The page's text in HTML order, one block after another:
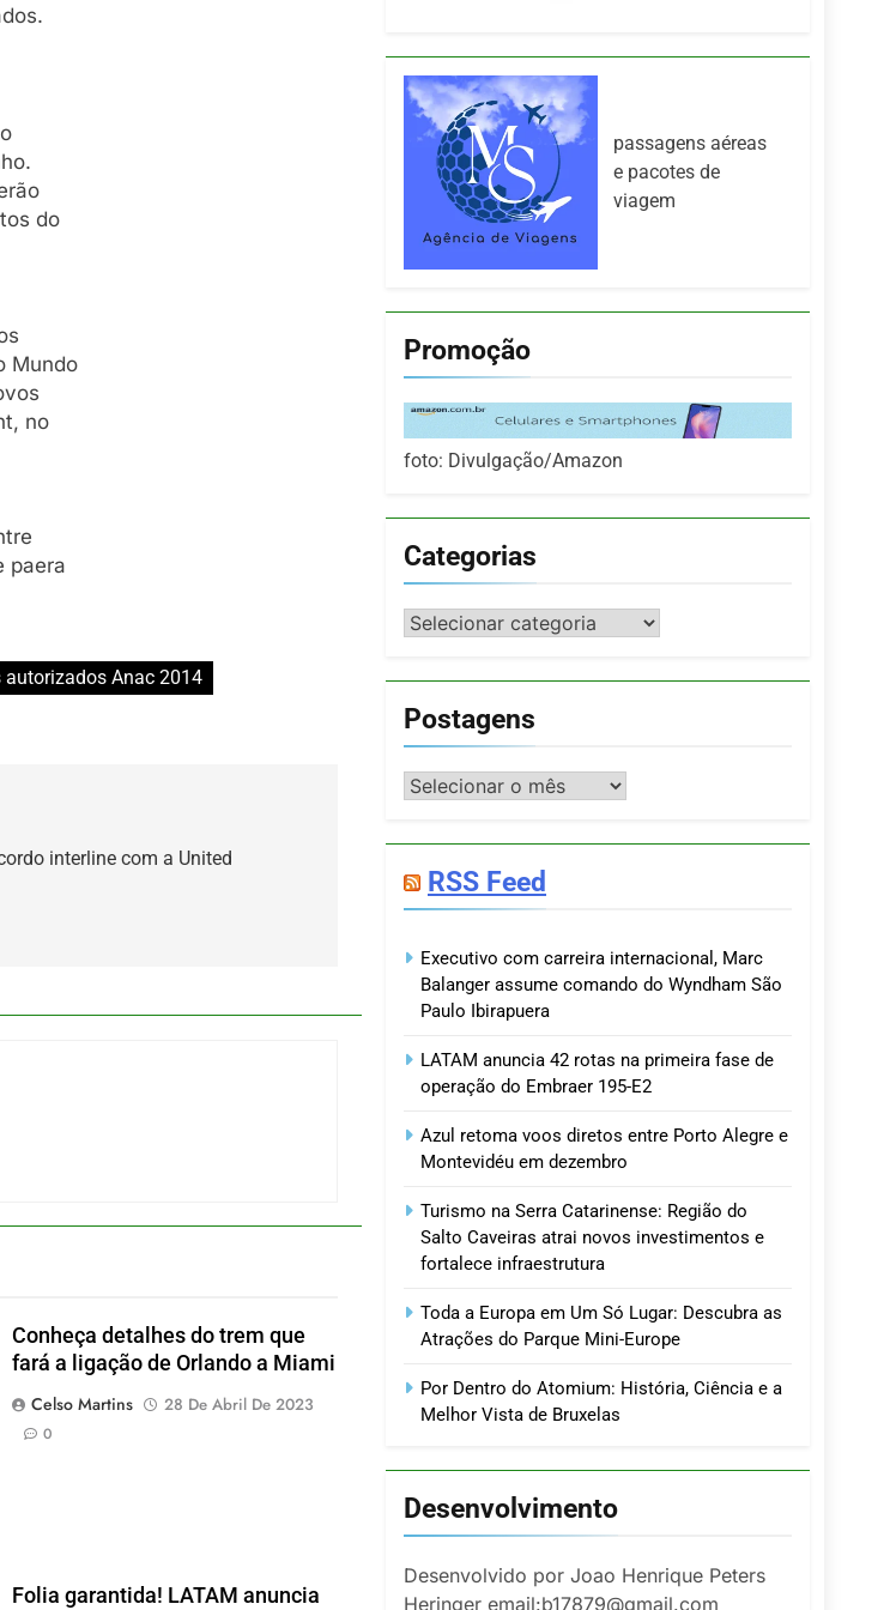
do
Mundo
no
paera
autorizados Anac 2014
interline com a United
Conheça detalhes do trem que
fará a ligação de Orlando a Miami
Celso Martins
28 De Abril De 2023
0
Folia garantida! LATAM anuncia
passagens aéreas
e pacotes de
viagem
Promoção
foto: Divulgação/Amazon
Categorias
Categorias
Postagens
Postagens
RSS Feed
Executivo com carreira internacional, Marc
Balanger assume comando do Wyndham São
Paulo Ibirapuera
LATAM anuncia 42 rotas na primeira fase de
operação do Embraer 195-E2
Azul retoma voos diretos entre Porto Alegre e
Montevidéu em dezembro
Turismo na Serra Catarinense: Região do
Salto Caveiras atrai novos investimentos e
fortalece infraestrutura
Toda a Europa em Um Só Lugar: Descubra as
Atrações do Parque Mini-Europe
Por Dentro do Atomium: História, Ciência e a
Melhor Vista de Bruxelas
Desenvolvimento
Desenvolvido por Joao Henrique Peters
Heringer email:b17879@gmail.com